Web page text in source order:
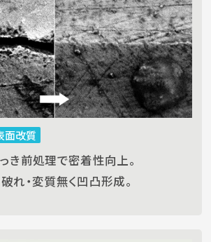
面改質
き前処理で密着性向上。
れ・変質無く凹凸形成。